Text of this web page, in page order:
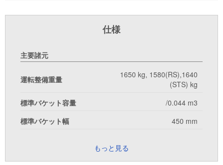
仕様
主要諸元
運転整備重量
1650 kg, 1580(RS),1640
(STS) kg
標準バケット容量
/0.044 m3
標準バケット幅
450 mm
もっと見る